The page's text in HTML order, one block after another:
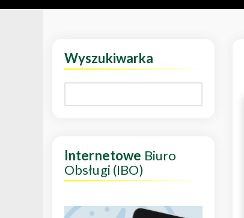
Wyszukiwarka
Internetowe Biuro
Obsługi (IBO)